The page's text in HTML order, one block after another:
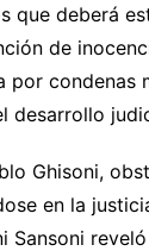
que deberá
de
por condenas
desarrollo
Ghisoni,
en la
Sansoni